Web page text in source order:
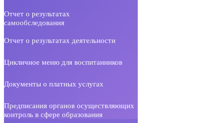
Отчет о результатах
самообследования
Отчет о результатах деятельности
Цикличное меню для воспитанников
Документы о платных услугах
Предписания органов осуществляющих
контроль в сфере образования